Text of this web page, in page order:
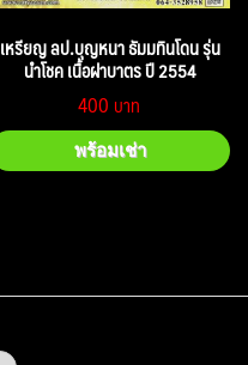
เหรียญ ลป.บุญหนา ธัมมทินโดน รุ่น
นำโชค เนื้อฝาบาตร ปี 2554
400
พร้อมเช่า